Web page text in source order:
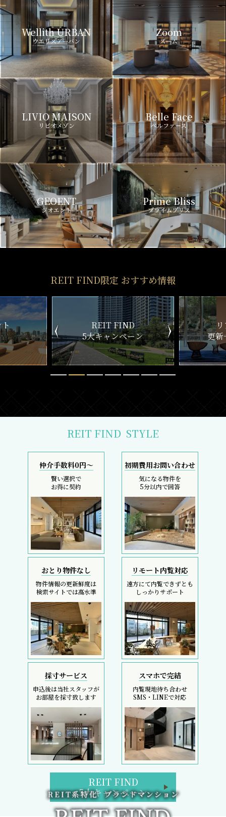
Wellith URBAN
ウエリスアーバン
Zoom
ズーム
LIVIO MAISON
リビオメゾン
Belle Face
ベルファース
GEOENT
ジオエント
Prime Bliss
プライムブリス
REIT FIND限定 おすすめ情報
ン
リアルタイム
更新一覧チェック
新
REIT FIND STYLE
仲介手数料0円～
賢い選択で
お得に契約
初期費用お問い合わせ
気になる物件を
5分以内で回答
おとり物件なし
物件情報の更新鮮度は
検索サイトでは高水準
リモート内覧対応
遠方にて内覧できずとも
しっかりサポート
採寸サービス
申込後は当社スタッフが
お部屋を採寸致します
スマホで完結
内覧現地待ち合わせ
SMS・LINEで対応
REIT FIND
5大キャンペーン